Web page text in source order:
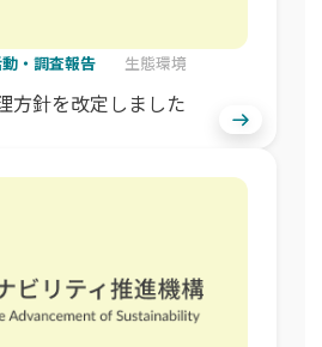
・調査報告 生態環境
方針を改定しました